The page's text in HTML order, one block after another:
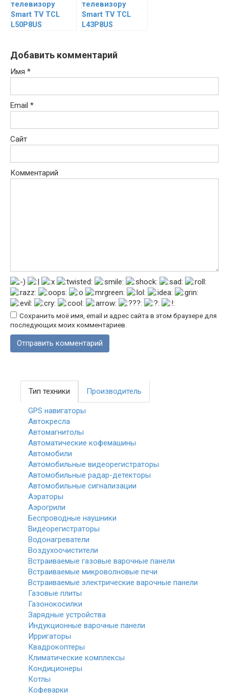
телевизору
Smart TV TCL
L50P8US
телевизору
Smart TV TCL
L43P8US
Добавить комментарий
Имя *
Email *
Сайт
Комментарий
Сохранить моё имя, email и адрес сайта в этом браузере для
последующих моих комментариев.
Тип техники Производитель
GPS навигаторы
Автокресла
Автомагнитолы
Автоматические кофемашины
Автомобили
Автомобильные видеорегистраторы
Автомобильные радар-детекторы
Автомобильные сигнализации
Аэраторы
Аэрогрили
Беспроводные наушники
Видеорегистраторы
Водонагреватели
Воздухоочистители
Встраиваемые газовые варочные панели
Встраиваемые микроволновые печи
Встраиваемые электрические варочные панели
Газовые плиты
Газонокосилки
Зарядные устройства
Индукционные варочные панели
Ирригаторы
Квадрокоптеры
Климатические комплексы
Кондиционеры
Котлы
Кофеварки